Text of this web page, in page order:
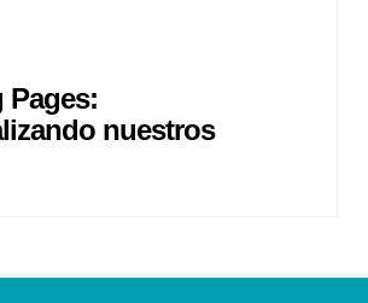
Pages:
nuestros